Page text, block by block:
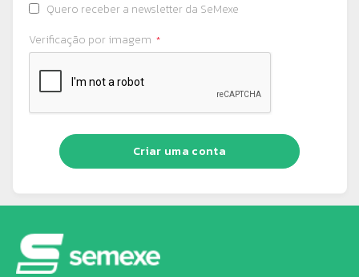
Quero receber a newsletter da SeMexe
Verificação por imagem
Criar uma conta